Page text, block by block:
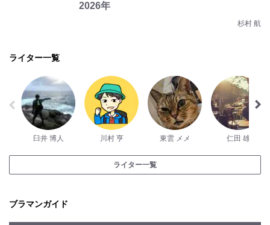
2026年
杉村 航
ライター一覧
臼井 博人 川村 亨 東雲 メメ 仁田 雄
ライター一覧
ブラマンガイド